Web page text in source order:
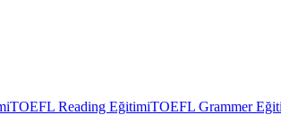
TOEFL Reading EğitimiTOEFL Grammer